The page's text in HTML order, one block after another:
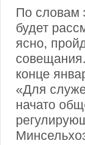
По словам
будет
ясно,
конце
«Для
начато